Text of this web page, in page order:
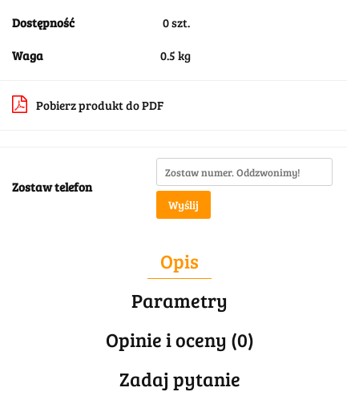
Dostępność 0szt.
Waga 0.5 kg
Pobierz produkt do PDF
Zostaw telefon
Wyślij
Opis
Parametry
Opinie i oceny (0)
Zadaj pytanie